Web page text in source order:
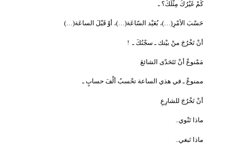
كَمْ غَيْرُكَ مِثْلُكَ؟ ـ
حَسْبَ الأمْرِ(…)، بُعَيْد السّاعَة(…)، أوْ قَبْلَ الساعَة(…)
أنْ تَخْرُجَ منْ بيْتك ـ سجْنُكَ ـ !
مَمْنوعٌ أنْ تَتَحَدّى الشائعَ
ممنوعٌ ـ في هذي الساعة تحْسبُ ألْفَ حسابٍ ـ
أنْ تَخْرُجَ للشارِعِ
ماذا تَنْوي..
ماذا تَبغي